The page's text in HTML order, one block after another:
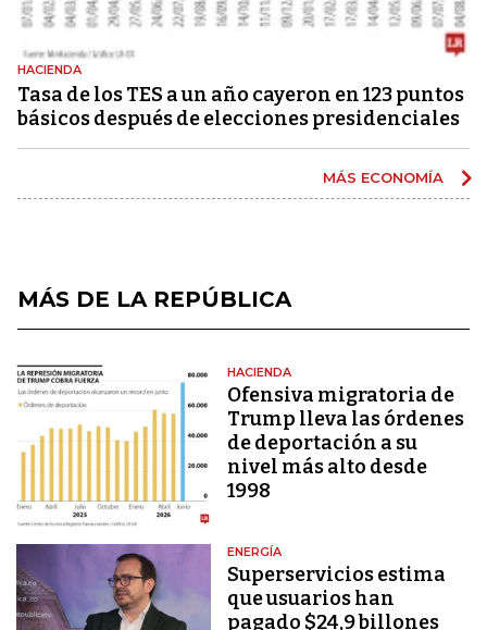
HACIENDA
Tasa de los TES a un año cayeron en 123 puntos
básicos después de elecciones presidenciales
MÁS ECONOMÍA
MÁS DE LA REPÚBLICA
HACIENDA
Ofensiva migratoria de
Trump lleva las órdenes
de deportación a su
nivel más alto desde
1998
ENERGÍA
Superservicios estima
que usuarios han
pagado $24,9 billones